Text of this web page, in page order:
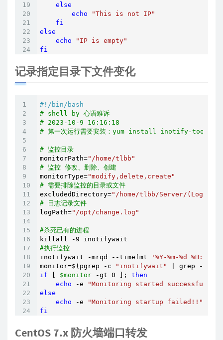
else
echo
"This is not IP"
fi
else
echo
"IP is empty"
fi
记录指定目录下文件变化
#!/bin/bash
# shell by 心语难诉
# 2023-10-9 16:16:18
# 第一次运行需要安装：yum install inotify-tools -
# 监控目录
monitorPath="/home/tlbb"
# 监控 修改、删除、创建
monitorType="modify,delete,create"
# 需要排除监控的目录或文件
excludedDirectory="/home/tlbb/Server/(Log/
# 日志记录文件
logPath="/opt/change.log"
#杀死已有的进程
#执行监控
inotifywait -mrqd --timefmt
'%Y-%m-%d %H:%M'
monitor=$(pgrep -c
"inotifywait" | grep -v
if [ $monitor -gt 0 ]; then
echo -e
"Monitoring started
else
echo -e
"Monitoring startup failed!!"
fi
CentOS 7.x 防火墙端口转发